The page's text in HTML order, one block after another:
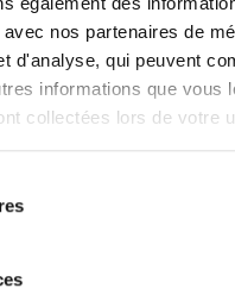
avec nos partenaires de
d'analyse, qui peuvent
informations que vous
collectées lors de votre
Orange Adulte